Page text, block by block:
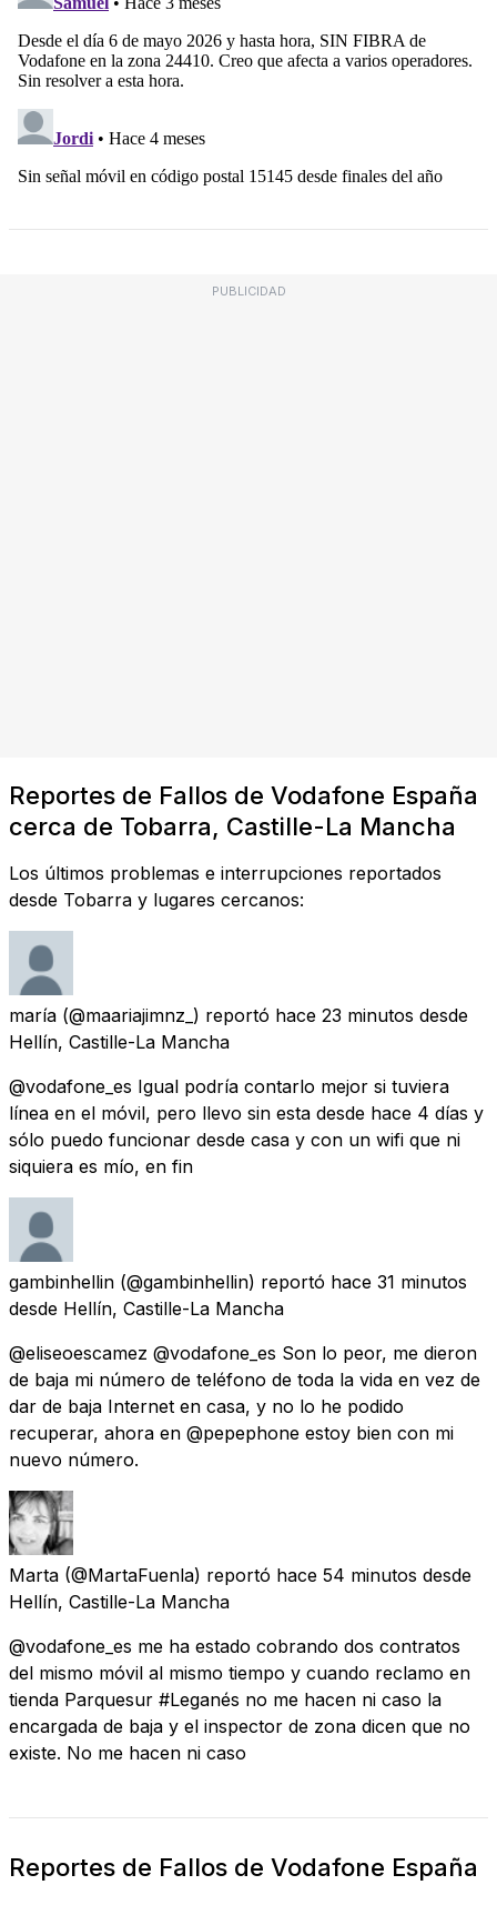
PUBLICIDAD
Reportes de Fallos de Vodafone España
cerca de Tobarra, Castille-La Mancha
Los últimos problemas e interrupciones reportados
desde Tobarra y lugares cercanos:
maría (@maariajimnz_) reportó hace 23 minutos desde
Hellín, Castille-La Mancha
@vodafone_es Igual podría contarlo mejor si tuviera
línea en el móvil, pero llevo sin esta desde hace 4 días y
sólo puedo funcionar desde casa y con un wifi que ni
siquiera es mío, en fin
gambinhellin (@gambinhellin) reportó hace 31 minutos
desde Hellín, Castille-La Mancha
@eliseoescamez @vodafone_es Son lo peor, me dieron
de baja mi número de teléfono de toda la vida en vez de
dar de baja Internet en casa, y no lo he podido
recuperar, ahora en @pepephone estoy bien con mi
nuevo número.
Marta (@MartaFuenla) reportó hace 54 minutos desde
Hellín, Castille-La Mancha
@vodafone_es me ha estado cobrando dos contratos
del mismo móvil al mismo tiempo y cuando reclamo en
tienda Parquesur #Leganés no me hacen ni caso la
encargada de baja y el inspector de zona dicen que no
existe. No me hacen ni caso
Reportes de Fallos de Vodafone España